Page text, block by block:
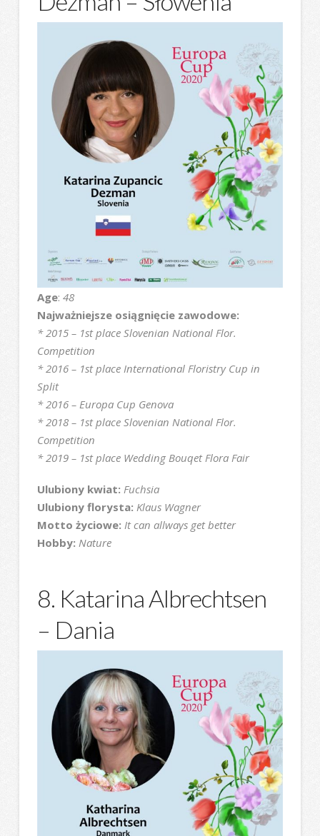
Age: 48
Najważniejsze osiągnięcie zawodowe:
* 2015 – 1st place Slovenian National Flor.
Competition
* 2016 – 1st place International Floristry Cup in
Split
* 2016 – Europa Cup Genova
* 2018 – 1st place Slovenian National Flor.
Competition
* 2019 – 1st place Wedding Bouqet Flora Fair
Ulubiony kwiat: Fuchsia
Ulubiony florysta: Klaus Wagner
Motto życiowe: It can allways get better
Hobby: Nature
8. Katarina Albrechtsen
– Dania